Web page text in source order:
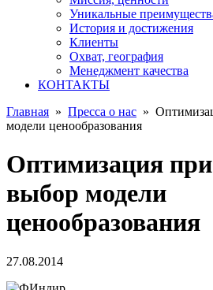
Уникальные
История и достижения
Клиенты
Охват, география
Менеджмент качества
КОНТАКТЫ
Главная » Пресса о нас »
модели ценообразования
Оптимизация
выбор модели
ценообразования
27.08.2014